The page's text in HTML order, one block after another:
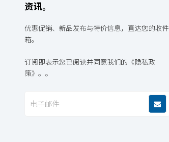
资讯。
优惠促销、新品发布与特价信息，直达您的收件
箱。
订阅即表示您已阅读并同意我们的《隐私政
策》。。